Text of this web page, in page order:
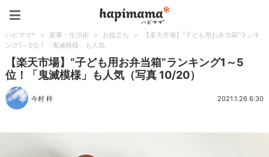
ハピママ* > 家事・生活術 > お役立ち >
【楽天市場】“子ども用お弁当箱”ランキ
ング1～5位！「鬼滅模様」も人気
【楽天市場】“子ども用お弁当箱”ランキング1～5
位！「鬼滅模様」も人気（写真 10/20）
今村 梓 2021.1.26 6:30